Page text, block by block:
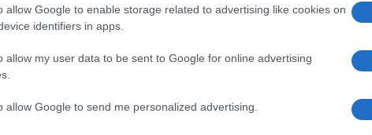
allow Google to enable storage related to advertising like cookies on
identifiers in apps.
allow my user data to be sent to Google for online advertising
allow Google to send me personalized advertising.
ΠΑΟΚ
Στη